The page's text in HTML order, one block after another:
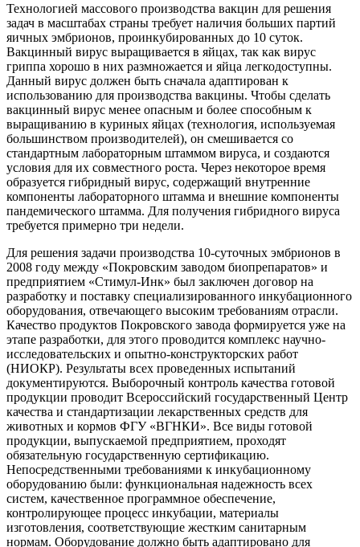
Технологией массового производства вакцин для решения
задач в масштабах страны требует наличия больших партий
яичных эмбрионов, проинкубированных до 10 суток.
Вакцинный вирус выращивается в яйцах, так как вирус
гриппа хорошо в них размножается и яйца легкодоступны.
Данный вирус должен быть сначала адаптирован к
использованию для производства вакцины. Чтобы сделать
вакцинный вирус менее опасным и более способным к
выращиванию в куриных яйцах (технология, используемая
большинством производителей), он смешивается со
стандартным лабораторным штаммом вируса, и создаются
условия для их совместного роста. Через некоторое время
образуется гибридный вирус, содержащий внутренние
компоненты лабораторного штамма и внешние компоненты
пандемического штамма. Для получения гибридного вируса
требуется примерно три недели.
Для решения задачи производства 10-суточных эмбрионов в
2008 году между «Покровским заводом биопрепаратов» и
предприятием «Стимул-Инк» был заключен договор на
разработку и поставку специализированного инкубационного
оборудования, отвечающего высоким требованиям отрасли.
Качество продуктов Покровского завода формируется уже на
этапе разработки, для этого проводится комплекс научно-
исследовательских и опытно-конструкторских работ
(НИОКР). Результаты всех проведенных испытаний
документируются. Выборочный контроль качества готовой
продукции проводит Всероссийский государственный Центр
качества и стандартизации лекарственных средств для
животных и кормов ФГУ «ВГНКИ». Все виды готовой
продукции, выпускаемой предприятием, проходят
обязательную государственную сертификацию.
Непосредственными требованиями к инкубационному
оборудованию были: функциональная надежность всех
систем, качественное программное обеспечение,
контролирующее процесс инкубации, материалы
изготовления, соответствующие жестким санитарным
нормам. Оборудование должно быть адаптировано для